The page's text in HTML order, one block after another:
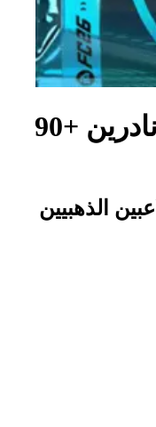
حزمة لاعبين ذهبيين نادرين +90
اللاعبين الذهبيين